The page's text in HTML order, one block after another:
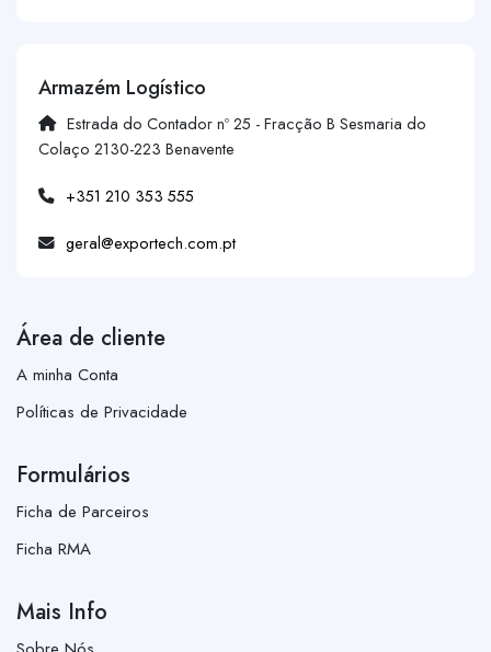
Armazém Logístico
Estrada do Contador nº 25 - Fracção B Sesmaria do
Colaço 2130-223 Benavente
+351 210 353 555
geral@exportech.com.pt
Área de cliente
A minha Conta
Políticas de Privacidade
Formulários
Ficha de Parceiros
Ficha RMA
Mais Info